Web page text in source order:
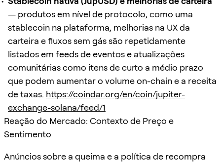
— produtos em nível de protocolo, como uma
stablecoin na plataforma, melhorias na UX da
carteira e fluxos sem gás são repetidamente
listados em feeds de eventos e atualizações
comunitárias como itens de curto a médio prazo
que podem aumentar o volume on-chain e a receita
de taxas. https://coindar.org/en/coin/jupiter-
exchange-solana/feed/1
Reação do Mercado: Contexto de Preço e
Sentimento
Anúncios sobre a queima e a política de recompra